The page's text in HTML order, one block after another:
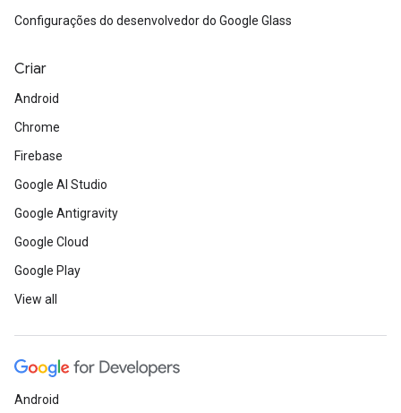
Configurações do desenvolvedor do Google Glass
Criar
Android
Chrome
Firebase
Google AI Studio
Google Antigravity
Google Cloud
Google Play
View all
Android